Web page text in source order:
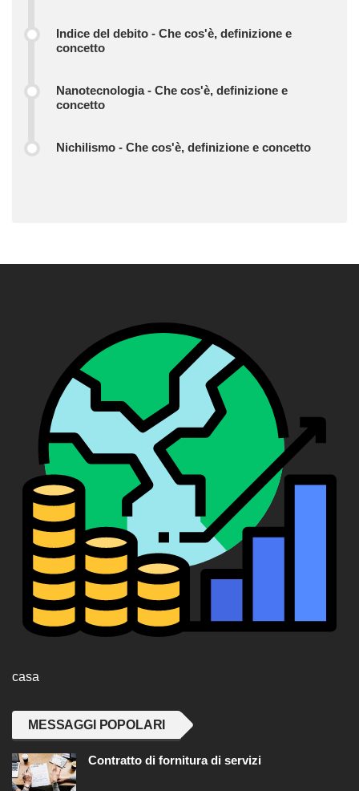
Indice del debito - Che cos'è, definizione e
concetto
Nanotecnologia - Che cos'è, definizione e
concetto
Nichilismo - Che cos'è, definizione e concetto
casa
MESSAGGI POPOLARI
Contratto di fornitura di servizi